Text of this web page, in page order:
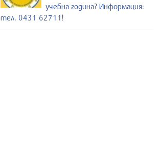
учебна година? Информация:
тел. 0431 62711!